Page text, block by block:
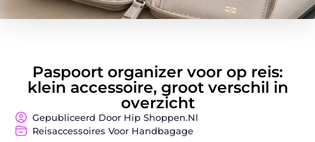
Paspoort organizer voor op reis:
klein accessoire, groot verschil in
overzicht
Gepubliceerd Door Hip Shoppen.nl
Reisaccessoires Voor Handbagage